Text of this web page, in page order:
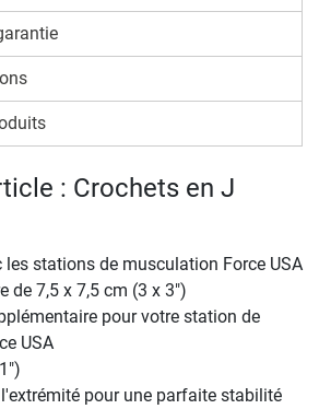
: Crochets en J
les stations de musculation Force USA
de 7,5 x 7,5 cm (3 x 3")
pour votre station de
USA
pour une parfaite stabilité